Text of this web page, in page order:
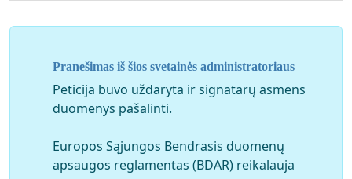
Pranešimas iš šios svetainės administratoriaus
Peticija buvo uždaryta ir signatarų asmens
duomenys pašalinti.
Europos Sąjungos Bendrasis duomenų
apsaugos reglamentas (BDAR) reikalauja